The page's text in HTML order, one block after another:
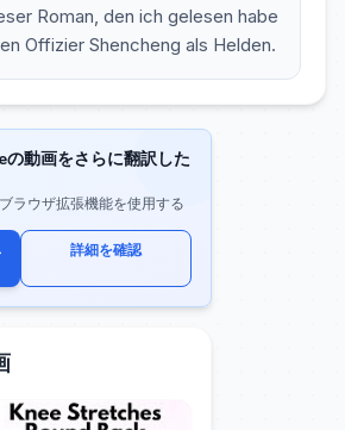
Roman, den ich gelesen habe
Offizier Shencheng als Helden.
の動画をさらに翻訳した
ラウザ拡張機能を使用する
詳細を確認